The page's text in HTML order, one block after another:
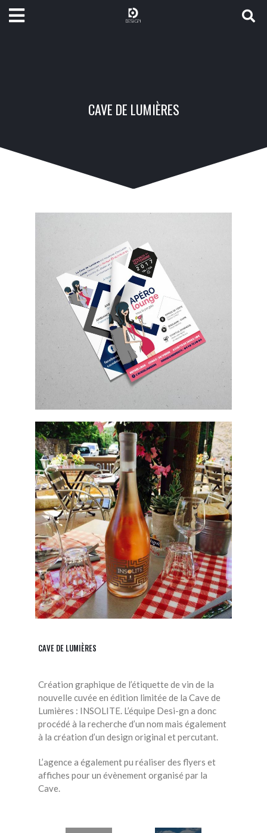
CAVE DE LUMIÈRES
CAVE DE LUMIÈRES
Création graphique de l’étiquette de vin de la
nouvelle cuvée en édition limitée de la Cave de
Lumières : INSOLITE. L’équipe Desi-gn a donc
procédé à la recherche d’un nom mais également
à la création d’un design original et percutant.
L’agence a également pu réaliser des flyers et
affiches pour un évènement organisé par la
Cave.